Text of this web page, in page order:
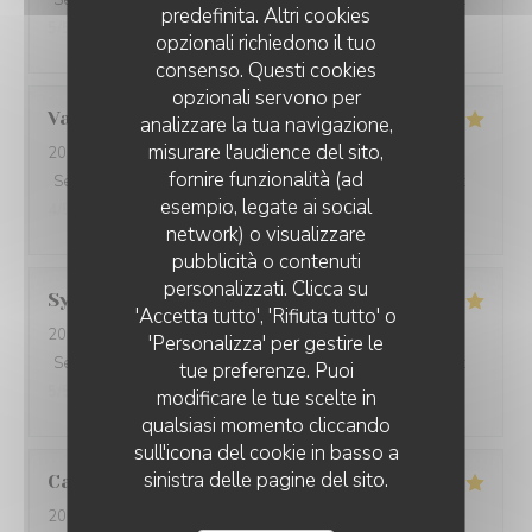
predefinita. Altri cookies
opzionali richiedono il tuo
consenso. Questi cookies
opzionali servono per
analizzare la tua navigazione,
misurare l'audience del sito,
fornire funzionalità (ad
esempio, legate ai social
network) o visualizzare
pubblicità o contenuti
personalizzati. Clicca su
'Accetta tutto', 'Rifiuta tutto' o
'Personalizza' per gestire le
tue preferenze. Puoi
modificare le tue scelte in
qualsiasi momento cliccando
sull'icona del cookie in basso a
sinistra delle pagine del sito.
Valérie
2026-08-06
- 12:15 - Ospiti 4
Servizio
Atmosfera :5/5 Cucina:5 /5 Qualità / Prezzo
Sylvie
2026-08-06
- 20:45 - Ospiti 2
Servizio
Atmosfera:4/5 Cucina 5 /5 Qualità / Prezzo
Calypso
2026-08-06